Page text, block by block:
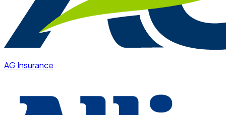
AG Insurance